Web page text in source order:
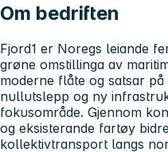
Om bedriften
Fjord1 er Noregs leiande
grøne omstillinga av
moderne flåte og satsar
nullutslepp og ny
fokusområde. Gjennom
og eksisterande fartøy
kollektivtransport langs